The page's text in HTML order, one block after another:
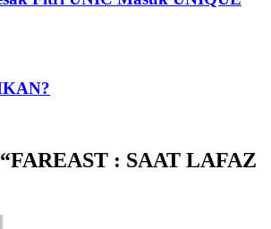
: SAAT LAFAZ